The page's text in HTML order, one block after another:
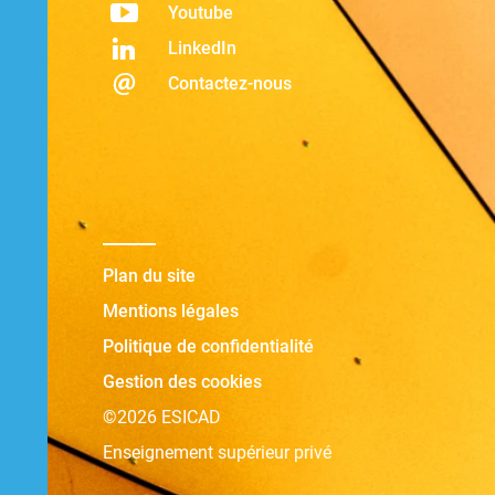
Youtube
LinkedIn
Contactez-nous
Plan du site
Mentions légales
Politique de confidentialité
Gestion des cookies
©2026 ESICAD
Enseignement supérieur privé